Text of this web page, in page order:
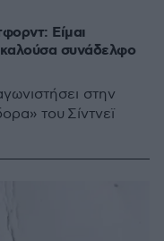
Είμαι
συνάδελφο
στην
του Σίντνεϊ